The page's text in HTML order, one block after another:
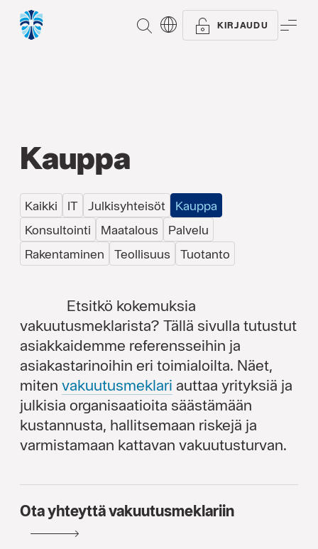
ETSI KIRJAUDU
Kaikki kategoriat Artikkelit Oppaat
Kauppa
Kaikki IT Julkisyhteisöt
Kauppa
Konsultointi
Maatalous
Palvelu
Rakentaminen
Teollisuus Tuotanto
Etsitkö kokemuksia
vakuutusmeklarista? Tällä sivulla tutustut
asiakkaidemme referensseihin ja
asiakastarinoihin eri toimialoilta. Näet,
miten vakuutus­meklari auttaa yrityksiä ja
julkisia organisaatioita säästämään
kustannusta, hallitsemaan riskejä ja
varmistamaan kattavan vakuutusturvan.
Ota yhteyttä vakuutusmeklariin